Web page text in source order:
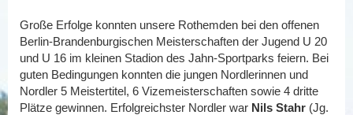
Große Erfolge konnten unsere Rothemden bei den offenen
Berlin-Brandenburgischen Meisterschaften der Jugend U 20
und U 16 im kleinen Stadion des Jahn-Sportparks feiern. Bei
guten Bedingungen konnten die jungen Nordlerinnen und
Nordler 5 Meistertitel, 6 Vizemeisterschaften sowie 4 dritte
Plätze gewinnen. Erfolgreichster Nordler war Nils Stahr (Jg.